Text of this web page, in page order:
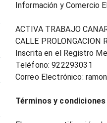
Información y Comercio
ACTIVA TRABAJO
CALLE PROLONGACION
Inscrita en el Registro
Teléfono: 922293031
Correo Electrónico:
Términos y condiciones